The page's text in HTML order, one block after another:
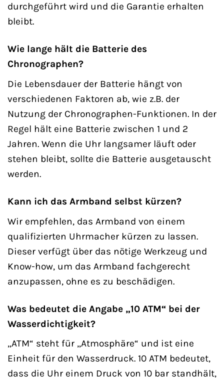
durchgeführt wird und die Garantie erhalten
bleibt.
Wie lange hält die Batterie des
Chronographen?
Die Lebensdauer der Batterie hängt von
verschiedenen Faktoren ab, wie z.B. der
Nutzung der Chronographen-Funktionen. In der
Regel hält eine Batterie zwischen 1 und 2
Jahren. Wenn die Uhr langsamer läuft oder
stehen bleibt, sollte die Batterie ausgetauscht
werden.
Kann ich das Armband selbst kürzen?
Wir empfehlen, das Armband von einem
qualifizierten Uhrmacher kürzen zu lassen.
Dieser verfügt über das nötige Werkzeug und
Know-how, um das Armband fachgerecht
anzupassen, ohne es zu beschädigen.
Was bedeutet die Angabe „10 ATM“ bei der
Wasserdichtigkeit?
„ATM“ steht für „Atmosphäre“ und ist eine
Einheit für den Wasserdruck. 10 ATM bedeutet,
dass die Uhr einem Druck von 10 bar standhält,